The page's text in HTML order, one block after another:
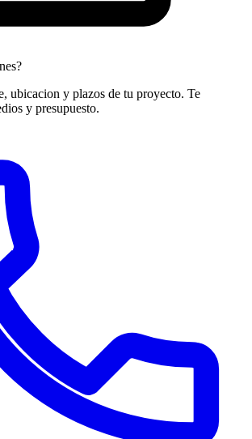
ubicacion y plazos de tu proyecto. Te
y presupuesto.